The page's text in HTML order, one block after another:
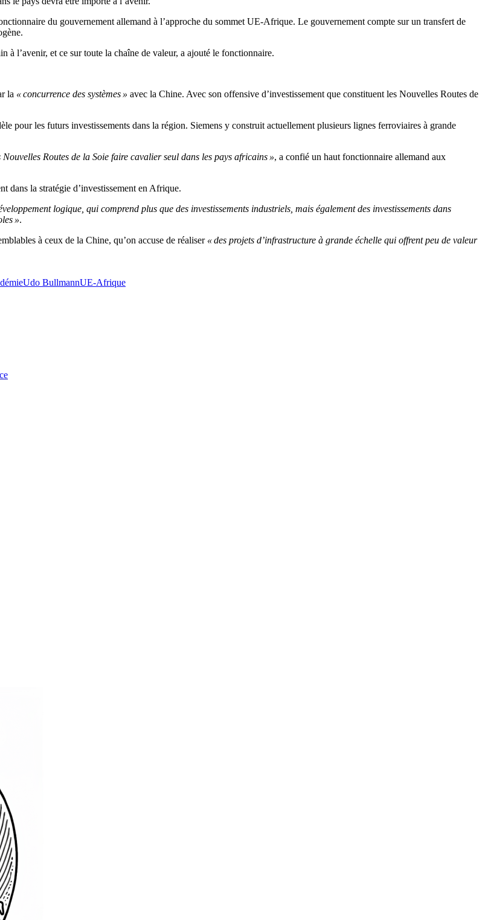
du gouvernement allemand à l’approche du sommet UE-Afrique. Le gouvernement compte sur un transfert de
à l’avenir, et ce sur toute la chaîne de valeur, a ajouté le fonctionnaire.
la « concurrence des systèmes » avec la Chine. Avec son offensive d’investissement que constituent les Nouvelles Routes de
pour les futurs investissements dans la région. Siemens y construit actuellement plusieurs lignes ferroviaires à grande
Routes de la Soie faire cavalier seul dans les pays africains », a confié un haut fonctionnaire allemand aux
dans la stratégie d’investissement en Afrique.
logique, qui comprend plus que des investissements industriels, mais également des investissements dans
».
à ceux de la Chine, qu’on accuse de réaliser « des projets d’infrastructure à grande échelle qui offrent peu de valeur
Udo BullmannUE-Afrique